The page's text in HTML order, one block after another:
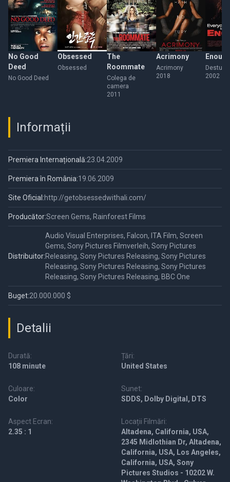
No Good
Deed
No Good Deed
Obsessed
Obsessed
The
Roommate
Colega de
camera
2011
Acrimony
Acrimony
2018
Destul!
2002
Informații
Premiera Internațională:23.04.2009
Premiera în România:19.06.2009
Site Oficial:http://getobsessedwithali.com/
Producător:Screen Gems, Rainforest Films
Distribuitor:
Audio Visual Enterprises, Falcon, ITA Film, Screen
Gems, Sony Pictures Filmverleih, Sony Pictures
Releasing, Sony Pictures Releasing, Sony Pictures
Releasing, Sony Pictures Releasing, Sony Pictures
Releasing, Sony Pictures Releasing, BBC One
Buget:20.000.000 $
Detalii
Durată:
108 minute
Țări:
United States
Culoare:
Color
Sunet:
SDDS, Dolby Digital, DTS
Aspect Ecran:
2.35 : 1
Locații Filmări:
Altadena, California, USA,
2345 Midlothian Dr, Altadena,
California, USA, Los Angeles,
California, USA, Sony
Pictures Studios - 10202 W.